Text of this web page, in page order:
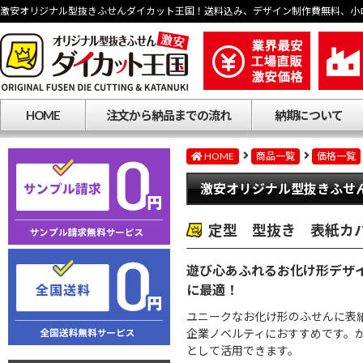
激安オリジナル型抜きふせんダイカット王国！送料込み、デザイン制作費無料、
HOME 注文から納品までの流れ 納期について
HOME 商品一覧 価格一覧
激安オリジナル型抜きふせ
定型 型抜き 表紙カバ
遊び心あふれるお化け形デザ
に最適！
ユニークなお化け形のふせんに
企業ノベルティにおすすめです。
として活用できます。